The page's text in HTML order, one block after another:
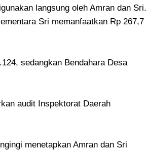
langsung oleh Amran dan Sri.
Sri memanfaatkan Rp 267,7
sedangkan Bendahara Desa
audit Inspektorat Daerah
menetapkan Amran dan Sri